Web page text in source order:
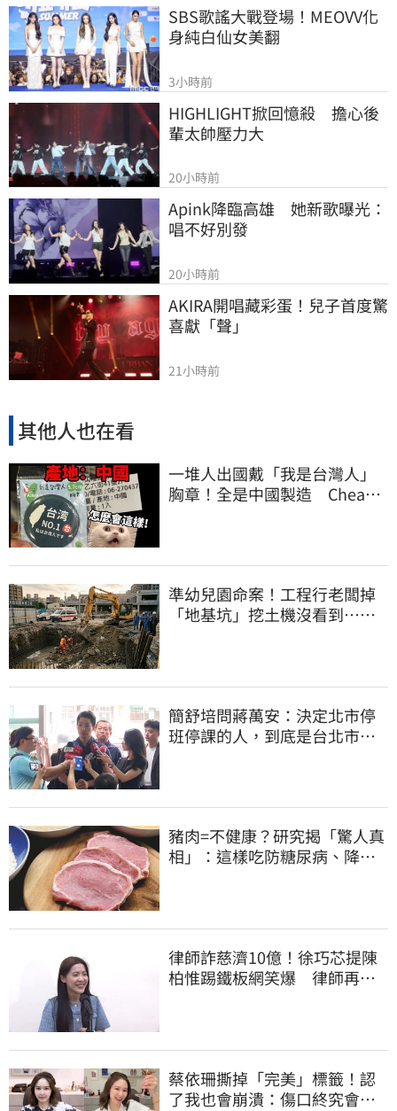
SBS歌謠大戰登場！MEOVV化
身純白仙女美翻
3小時前
HIGHLIGHT掀回憶殺　擔心後
輩太帥壓力大
20小時前
Apink降臨高雄　她新歌曝光：
唱不好別發
20小時前
AKIRA開唱藏彩蛋！兒子首度驚
喜獻「聲」
21小時前
其他人也在看
一堆人出國戴「我是台灣人」
胸章！全是中國製造 Cheap
準幼兒園命案！工程行老闆掉
「地基坑」挖土機沒看到…下
簡舒培問蔣萬安：決定北市停
班停課的人，到底是台北市
豬肉=不健康？研究揭「驚人真
相」：這樣吃防糖尿病、降膽
律師詐慈濟10億！徐巧芯提陳
柏惟踢鐵板網笑爆 律師再曬1
蔡依珊撕掉「完美」標籤！認
了我也會崩潰：傷口終究會癒